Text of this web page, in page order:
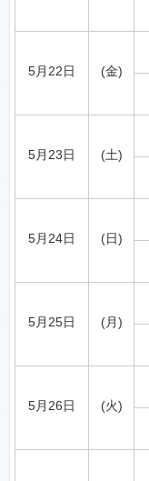
5月22日 (金)
5月23日 (土)
5月24日 (日)
5月25日 (月)
5月26日 (火)